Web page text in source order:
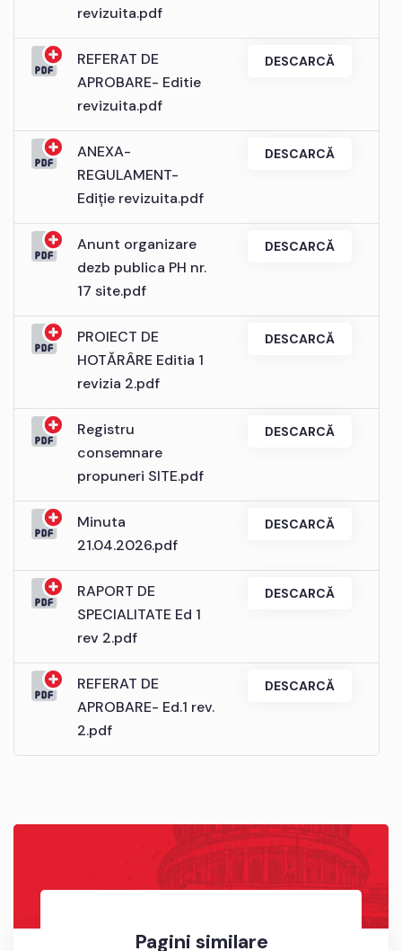
Pagini similare
revizuita.pdf
REFERAT DE
APROBARE- Editie
revizuita.pdf
DESCARCĂ
ANEXA-
REGULAMENT-
Ediție revizuita.pdf
DESCARCĂ
Anunt organizare
dezb publica PH nr.
17 site.pdf
DESCARCĂ
PROIECT DE
HOTĂRÂRE Editia 1
revizia 2.pdf
DESCARCĂ
Registru
consemnare
propuneri SITE.pdf
DESCARCĂ
Minuta
21.04.2026.pdf
DESCARCĂ
RAPORT DE
SPECIALITATE Ed 1
rev 2.pdf
DESCARCĂ
REFERAT DE
APROBARE- Ed.1 rev.
2.pdf
DESCARCĂ